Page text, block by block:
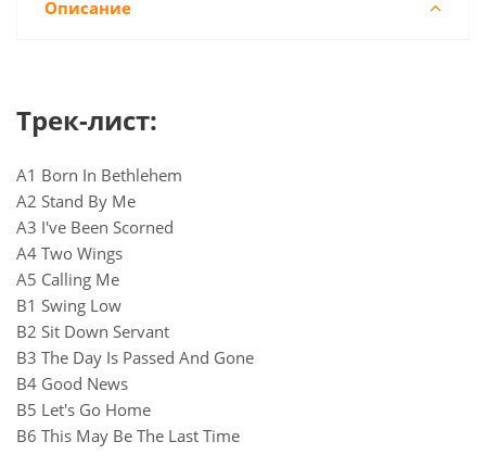
Описание
Трек-лист:
A1 Born In Bethlehem
A2 Stand By Me
A3 I've Been Scorned
A4 Two Wings
A5 Calling Me
B1 Swing Low
B2 Sit Down Servant
B3 The Day Is Passed And Gone
B4 Good News
B5 Let's Go Home
B6 This May Be The Last Time